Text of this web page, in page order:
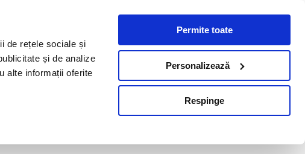
de rețele sociale și
și de analize
alte informații oferite
Permite toate
Personalizează
Respinge